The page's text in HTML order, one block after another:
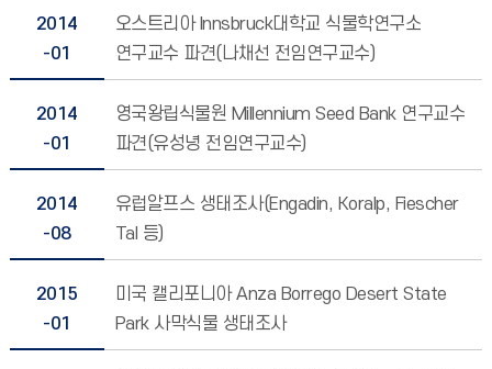
2014
-01
오스트리아 Innsbruck대학교 식물학연구소
연구교수 파견(나채선 전임연구교수)
2014
-01
영국왕립식물원 Millennium Seed Bank 연구교수
파견(유성녕 전임연구교수)
2014
-08
유럽알프스 생태조사(Engadin, Koralp, Fiescher
Tal 등)
2015
-01
미국 캘리포니아 Anza Borrego Desert State
Park 사막식물 생태조사